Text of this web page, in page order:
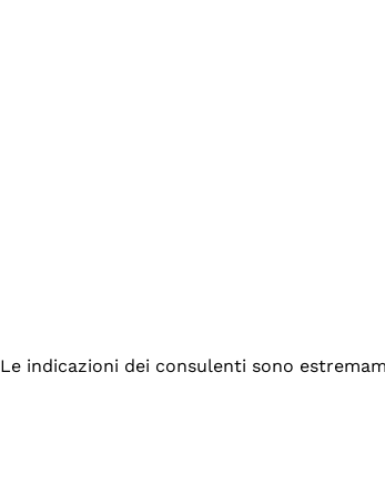
indicazioni dei consulenti sono